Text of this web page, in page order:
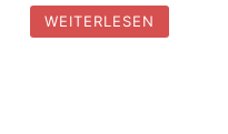
WEITERLESEN